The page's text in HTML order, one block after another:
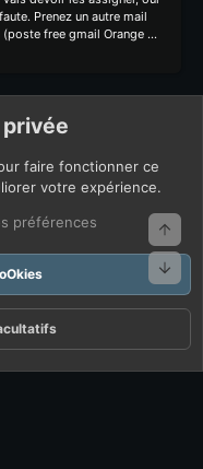
Prenez un autre mail
free gmail Orange ...
faire fonctionner ce
votre expérience.
préférences